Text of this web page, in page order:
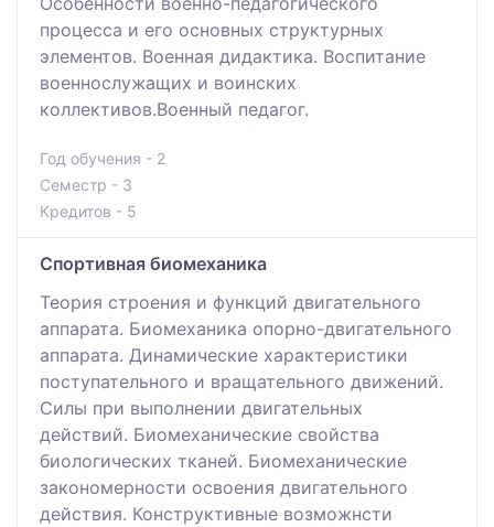
процесса и его основных структурных
элементов. Военная дидактика. Воспитание
военнослужащих и воинских
коллективов.Военный педагог.
Год обучения - 2
Семестр - 3
Кредитов - 5
Спортивная биомеханика
Теория строения и функций двигательного
аппарата. Биомеханика опорно-двигательного
аппарата. Динамические характеристики
поступательного и вращательного движений.
Силы при выполнении двигательных
действий. Биомеханические свойства
биологических тканей. Биомеханические
закономерности освоения двигательного
действия. Конструктивные возможнсти